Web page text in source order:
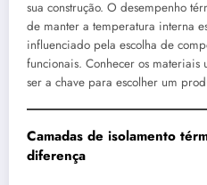
sua construção. O desempenho
de manter a temperatura interna
influenciado pela escolha de
funcionais. Conhecer os materiais
ser a chave para escolher um
Camadas de isolamento
diferença